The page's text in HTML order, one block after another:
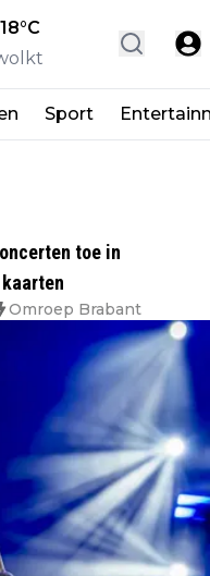
18°C
Sport
toe in
Omroep Brabant